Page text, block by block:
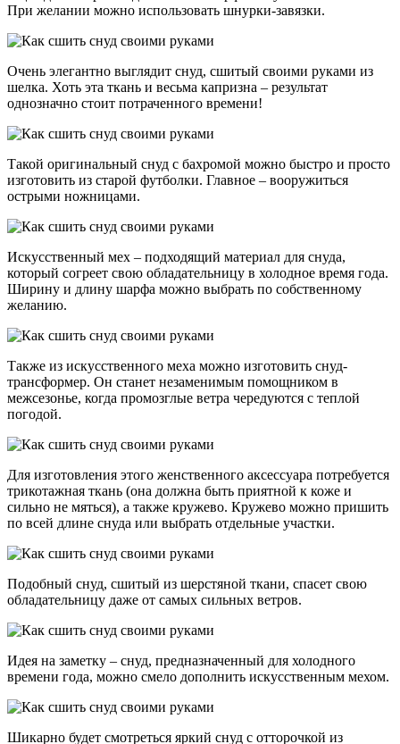
При желании можно использовать шнурки-завязки.
Очень элегантно выглядит снуд, сшитый своими руками из
шелка. Хоть эта ткань и весьма капризна – результат
однозначно стоит потраченного времени!
Такой оригинальный снуд с бахромой можно быстро и просто
изготовить из старой футболки. Главное – вооружиться
острыми ножницами.
Искусственный мех – подходящий материал для снуда,
который согреет свою обладательницу в холодное время года.
Ширину и длину шарфа можно выбрать по собственному
желанию.
Также из искусственного меха можно изготовить снуд-
трансформер. Он станет незаменимым помощником в
межсезонье, когда промозглые ветра чередуются с теплой
погодой.
Для изготовления этого женственного аксессуара потребуется
трикотажная ткань (она должна быть приятной к коже и
сильно не мяться), а также кружево. Кружево можно пришить
по всей длине снуда или выбрать отдельные участки.
Подобный снуд, сшитый из шерстяной ткани, спасет свою
обладательницу даже от самых сильных ветров.
Идея на заметку – снуд, предназначенный для холодного
времени года, можно смело дополнить искусственным мехом.
Шикарно будет смотреться яркий снуд с отторочкой из